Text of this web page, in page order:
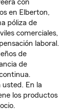
con
en Elberton,
póliza de
comerciales,
laboral.
de
de
usted. En la
los productos